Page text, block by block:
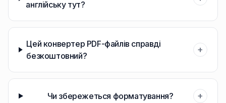
англійську тут?
Цей конвертер PDF-файлів справді
безкоштовний?
+
Чи збережеться форматування? +